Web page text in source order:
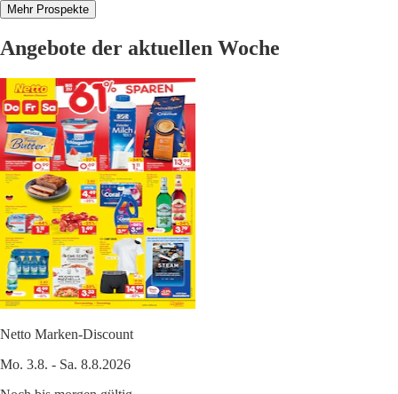
Mehr Prospekte
Angebote der aktuellen Woche
Netto Marken-Discount
Mo. 3.8. - Sa. 8.8.2026